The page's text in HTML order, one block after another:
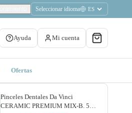
Seleccionar idioma
Ayuda Mi cuenta
Ofertas
Pinceles Dentales Da Vinci
CERAMIC PREMIUM MIX-B. 5